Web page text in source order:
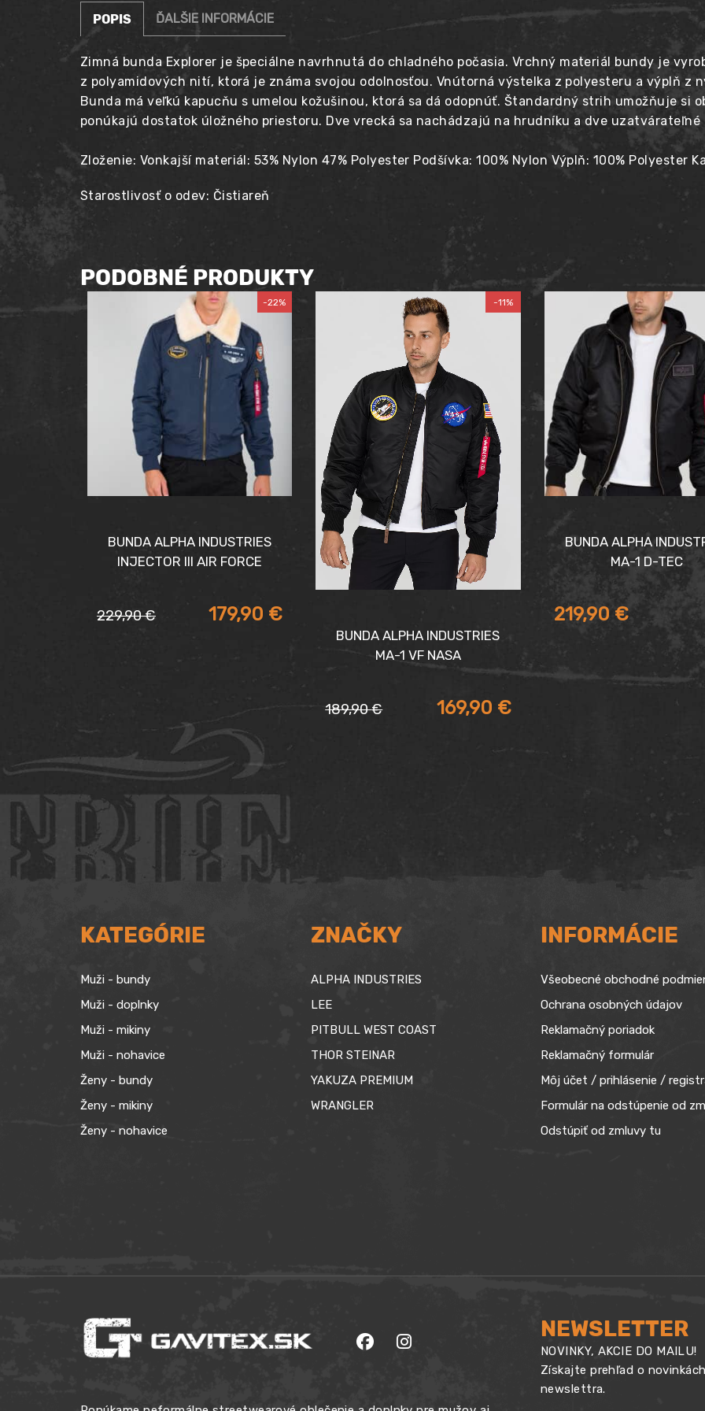
POPIS ĎALŠIE INFORMÁCIE
Zimná bunda Explorer je špeciálne navrhnutá do chladného počasia. Vrchný materiál bundy je
z polyamidových nití, ktorá je známa svojou odolnosťou. Vnútorná výstelka z polyesteru a výplň z
Bunda má veľkú kapucňu s umelou kožušinou, ktorá sa dá odopnúť. Štandardný strih umožňuje si
ponúkajú dostatok úložného priestoru. Dve vrecká sa nachádzajú na hrudníku a dve uzatvárateľné
Zloženie: Vonkajší materiál: 53% Nylon 47% Polyester Podšívka: 100% Nylon Výplň: 100% Polyester
Starostlivosť o odev: Čistiareň
PODOBNÉ PRODUKTY
-22%
BUNDA ALPHA INDUSTRIES
INJECTOR III AIR FORCE
229,90€
Pôvodná
179,90 €
Aktuálna
-11%
BUNDA ALPHA INDUSTRIES
MA-1 VF NASA
189,90€
Pôvodná
169,90 €
Aktuálna
BUNDA ALPHA
MA-1 D-TEC
219,90€
KATEGÓRIE
Muži - bundy
Muži - doplnky
Muži - mikiny
Muži - nohavice
Ženy - bundy
Ženy - mikiny
Ženy - nohavice
ZNAČKY
ALPHA INDUSTRIES
LEE
PITBULL WEST COAST
THOR STEINAR
YAKUZA PREMIUM
WRANGLER
INFORMÁCIE
Všeobecné obchodné
Ochrana osobných údajov
Reklamačný poriadok
Reklamačný formulár
Môj účet / prihlásenie /
Formulár na odstúpenie od
Odstúpiť od zmluvy tu
NEWSLETTER
NOVINKY, AKCIE DO MAILU!
Získajte prehľad o
newslettra.